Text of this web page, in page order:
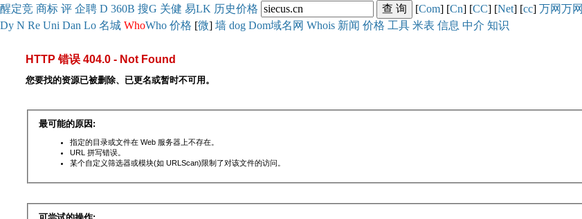
醒定竞 商标 评 企聘 D 360B 搜G 关健 易LK 历史价格 [Com] [Cn] [CC] [Net] [cc] 万网万网
Dy N Re Uni Dan Lo 名城 WhoWho 价格 [微] 墙 dog Dom域名网 Whois 新闻 价格 工具 米表 信息 中介 知识